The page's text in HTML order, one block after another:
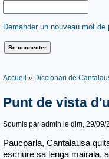
Demander un nouveau mot de
Vous êtes ici
Accueil » Diccionari de
Punt de vista
Soumis par admin le dim, 29/09/
Paucparla, Cantalausa
escriure sa lenga mairala,